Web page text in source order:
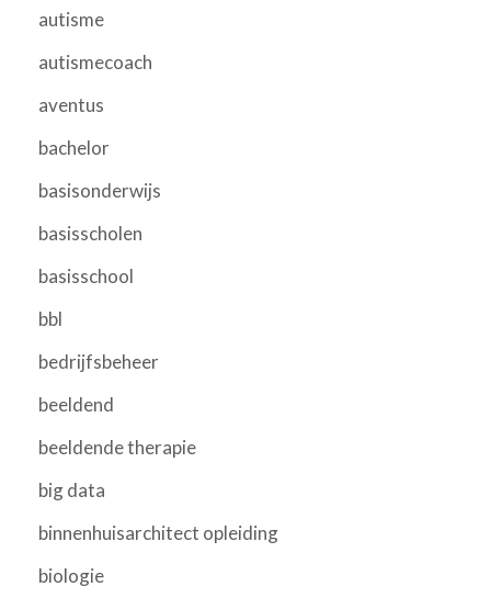
autisme
autismecoach
aventus
bachelor
basisonderwijs
basisscholen
basisschool
bbl
bedrijfsbeheer
beeldend
beeldende therapie
big data
binnenhuisarchitect opleiding
biologie